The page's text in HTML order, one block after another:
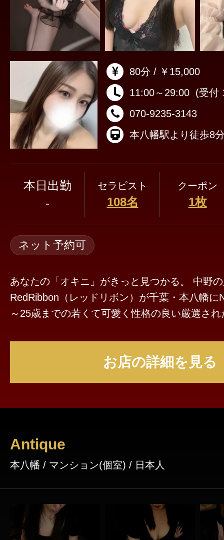
80分 / ￥15,000
11:00～29:00 (受付
070-9235-3143
本八幡駅より徒歩8
本日出勤
-
セラピスト
108名
クーポン
1枚
ネット予約可
あなたの「オキニ」がきっと見つかる。 中野
RedRibbon（レッドリボン）が千葉・本八幡に
～25歳までの若くて可愛く性格の良い厳選さ
お店の詳細を見る
Antique
本八幡 / マンション(個室) / 日本人